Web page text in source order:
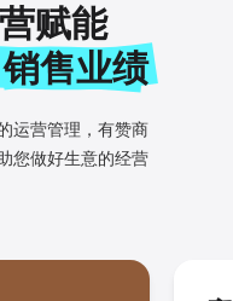
赋能
销售业绩
运营管理，有赞商
您做好生意的经营